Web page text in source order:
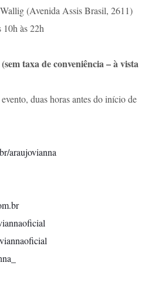
(Avenida Assis Brasil, 2611)
às 22h
taxa de conveniência – à vista
duas horas antes do início de
araujovianna